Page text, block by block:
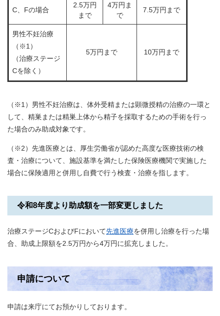
C、Fの場合
2.5万円
まで
4万円ま
で
7.5万円まで
男性不妊治療
（※1）
（治療ステージ
Cを除く）
5万円まで 10万円まで
（※1）男性不妊治療は、 体外受精または顕微授精の治療の一環と
して、精巣または精巣上体から精子を採取するための手術を行っ
た場合のみ助成対象です。
（※2）先進医療とは、厚生労働省が認めた高度な医療技術の検
査・治療について、施設基準を満たした保険医療機関で実施した
場合に保険適用と併用し自費で行う検査・治療を指します。
令和8年度より助成額を一部変更しました
治療ステージCおよびFにおいて先進医療を併用し治療を行った場
合、助成上限額を2.5万円から4万円に拡充しました。
申請について
申請は来庁にてお預かりしております。